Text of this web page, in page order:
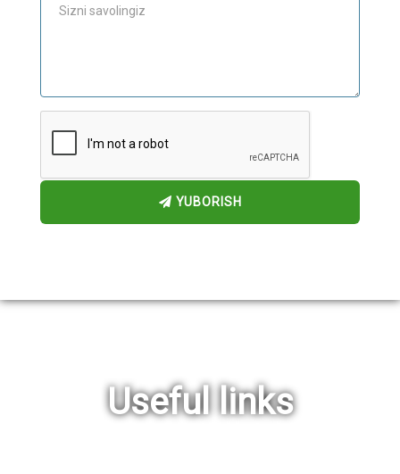
YUBORISH
Useful links